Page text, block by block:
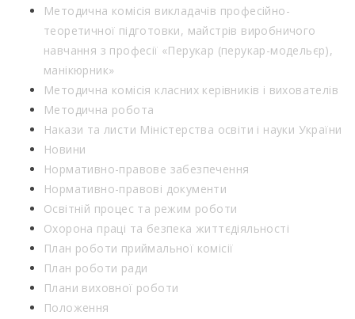
Методична комісія викладачів професійно-
теоретичної підготовки, майстрів виробничого
навчання з професії «Перукар (перукар-модельєр),
манікюрник»
Методична комісія класних керівників і вихователів
Методична робота
Накази та листи Міністерства освіти і науки України
Новини
Нормативно-правове забезпечення
Нормативно-правові документи
Освітній процес та режим роботи
Охорона праці та безпека життєдіяльності
План роботи приймальної комісії
План роботи ради
Плани виховної роботи
Положення